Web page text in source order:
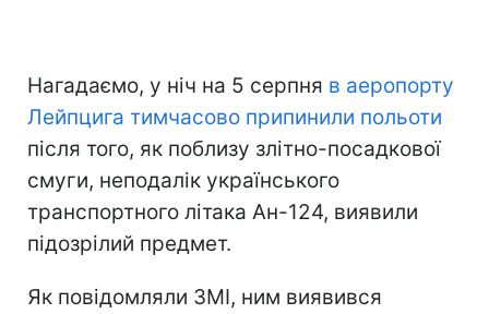
Нагадаємо, у ніч на 5 серпня в аеропорту
Лейпцига тимчасово припинили польоти
після того, як поблизу злітно-посадкової
смуги, неподалік українського
транспортного літака Ан-124, виявили
підозрілий предмет.
Як повідомляли ЗМІ, ним виявився